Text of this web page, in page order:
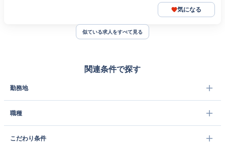
気になる
似ている求人をすべて見る
関連条件で探す
勤務地
職種
こだわり条件